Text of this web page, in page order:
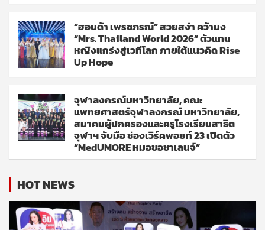
“ฮอนด้า เพรชภรณ์” สวยสง่า คว้ามง
“Mrs. Thailand World 2026” ตัวแทน
หญิงแกร่งสู่เวทีโลก ภายใต้แนวคิด Rise
Up Hope
จุฬาลงกรณ์มหาวิทยาลัย, คณะ
แพทยศาสตร์จุฬาลงกรณ์ มหาวิทยาลัย,
สมาคมผู้ปกครองและครูโรงเรียนสาธิต
จุฬาฯ จับมือ ช่องเวิร์คพอยท์ 23 เปิดตัว
“MedUMORE หมอขอชาเลนจ์”
HOT NEWS